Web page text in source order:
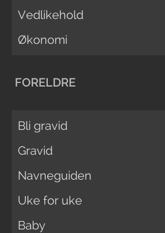
Vedlikehold
Økonomi
FORELDRE
Bli gravid
Gravid
Navneguiden
Uke for uke
Baby